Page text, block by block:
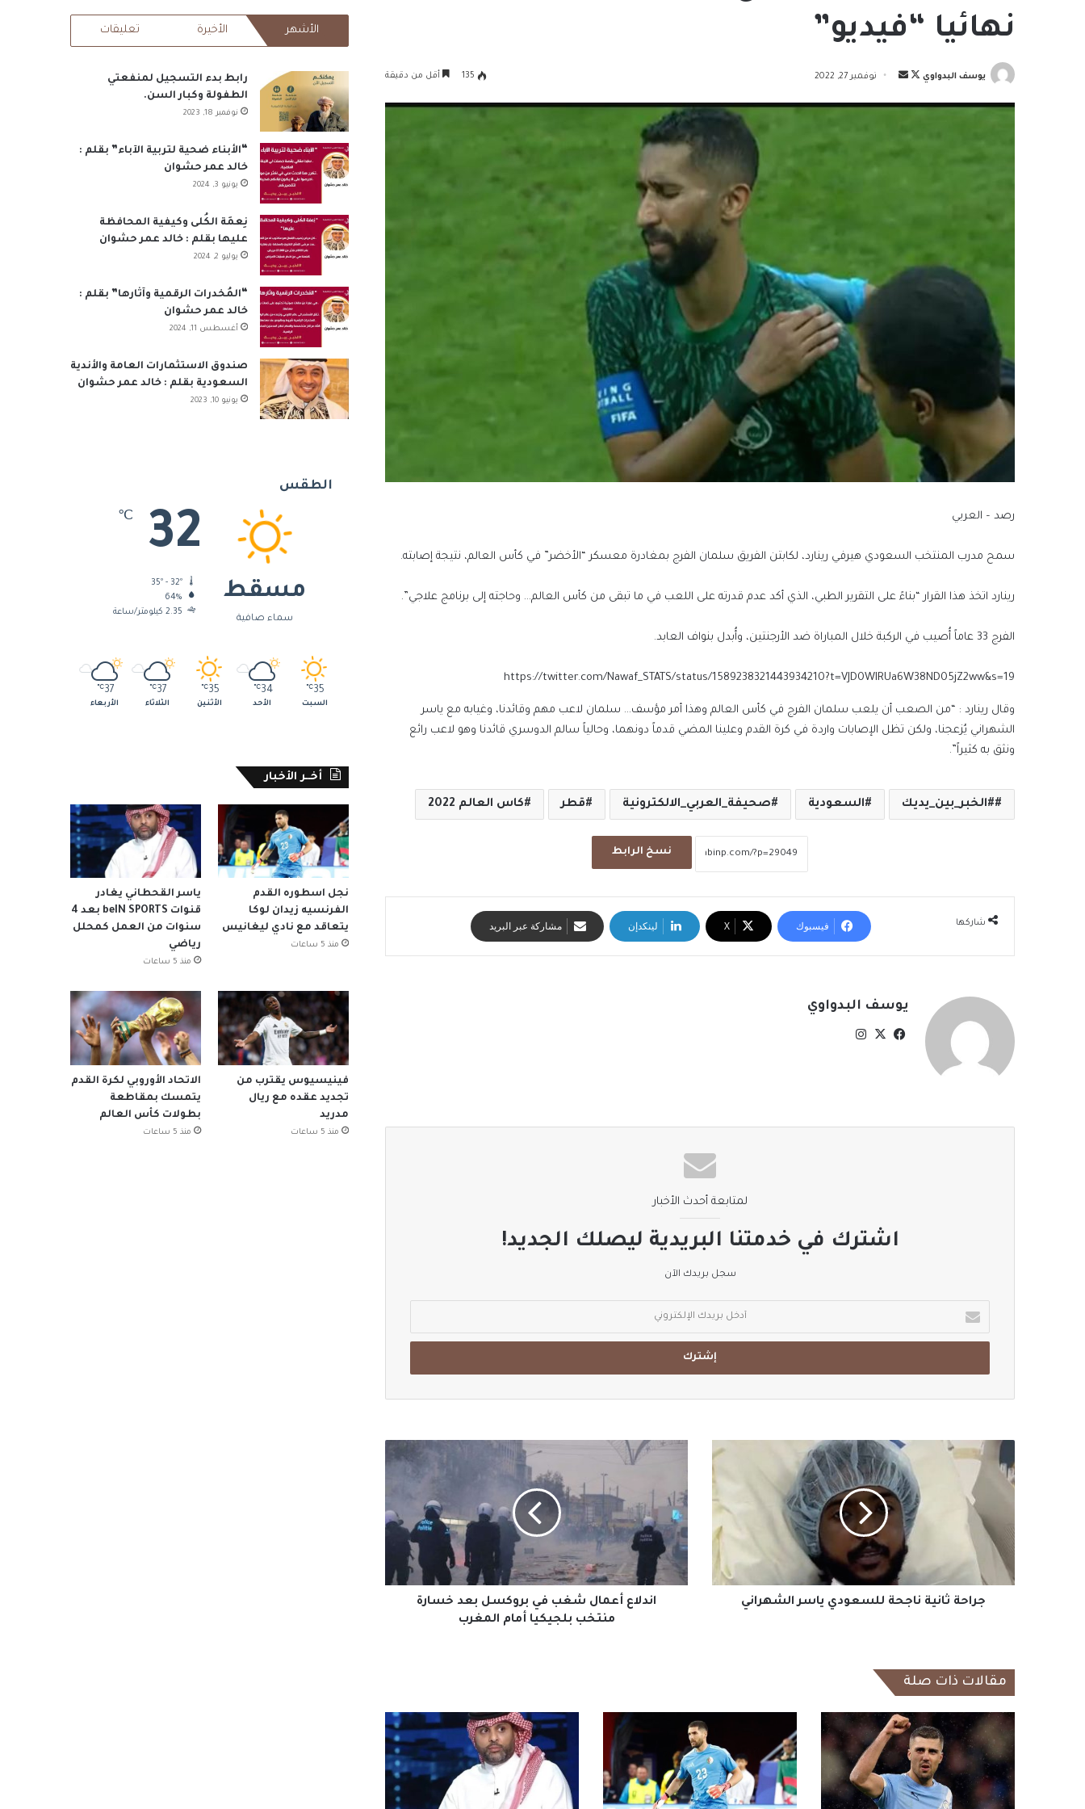
نهائيا “فيديو”
يوسف البدواوي
تابعأرسل نوفمبر 27, 2022 135 أقل من دقيقة
رصد – العربي
سمح مدرب المنتخب السعودي هيرفي رينارد، لكابتن الفريق سلمان الفرج بمغادرة معسكر “الأخضر” في كأس العالم، نتيجة إصابته.
رينارد اتخذ هذا القرار “بناءً على التقرير الطبي، الذي أكد عدم قدرته على اللعب في ما تبقى من كأس العالم… وحاجته إلى برنامج علاجي”.
الفرج 33 عاماً أُصيب في الركبة خلال المباراة ضد الأرجنتين، وأُبدل بنواف العابد.
https://twitter.com/Nawaf_STATS/status/1589238321443934210?t=VJD0WIRUa6W38ND05jZ2ww&s=19
وقال رينارد : “من الصعب أن يلعب سلمان الفرج في كأس العالم وهذا أمر مؤسف… سلمان لاعب مهم وقائدنا، وغيابه مع ياسر
الشهراني يُزعجنا، ولكن تظل الإصابات واردة في كرة القدم وعلينا المضي قدماً دونهما، وحالياً سالم الدوسري قائدنا وهو لاعب رائع
ونثق به كثيراً”.
#الخبر_بين_يديك السعودية صحيفة_العربي_الالكترونية قطر كاس العالم 2022
نسخ الرابط
شاركها فيسبوك ‫X لينكدإن مشاركة عبر البريد
يوسف البدواوي
فيسبوك
‫X
لمتابعة أحدث الأخبار
اشترك في خدمتنا البريدية ليصلك الجديد!
سجل بريدك الآن
بريدك
الإلكتروني
جراحة
ثانية
ناجحة
للسعودي
الشهراني
جراحة ثانية ناجحة للسعودي ياسر الشهراني
اندلاع
في
بروكسل
بعد
خسارة
منتخب
بلجيكيا
اندلاع أعمال شغب في بروكسل بعد خسارة
منتخب بلجيكيا أمام المغرب
مقالات ذات صلة
RSS
الأشهر الأخيرة تعليقات
رابط بدء التسجيل لمنفعتي
الطفولة وكبار السن.
نوفمبر 18, 2023
“الأبناء ضحية لتربية الآباء” بقلم :
خالد عمر حشوان
يونيو 3, 2024
نِعمَة الكُلى وكيفية المحافظة
عليها بقلم : خالد عمر حشوان
يوليو 2, 2024
“المُخدرات الرقمية وآثارها” بقلم :
خالد عمر حشوان
أغسطس 11, 2024
صندوق الاستثمارات العامة والأندية
السعودية بقلم : خالد عمر حشوان
يونيو 10, 2023
الطقس
مسقط
سماء صافية
32
℃
64%
2.35 كيلومتر/ساعة
35
℃
السبت
34
℃
الأحد
35
℃
الأثنين
37
℃
الثلاثاء
37
℃
الأربعاء
أخــر الأخبار
نجل اسطوره القدم
الفرنسيه زيدان لوكا
يتعاقد مع نادي ليغانيس
منذ 5 ساعات
ياسر القحطاني يغادر
قنوات beIN SPORTS بعد 4
سنوات من العمل كمحلل
رياضي
منذ 5 ساعات
فينيسيوس يقترب من
تجديد عقده مع ريال
مدريد
منذ 5 ساعات
الاتحاد الأوروبي لكرة القدم
يتمسك بمقاطعة
بطولات كأس العالم
منذ 5 ساعات